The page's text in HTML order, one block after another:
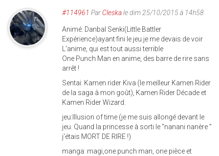
#114961 Par Cleskale dim 25/10/2015 à 14h58
Animé: Danbal Senki(Little Battler
Expérience)ayant fini le jeu je me devais de voir
L'anime, qui est tout aussi terrible
One Punch Man en anime, des barre de rire sans
arrêt !
Sentai: Kamen rider Kiva (le meilleur Kamen Rider
de la saga à mon goût), Kamen Rider Décade et
Kamen Rider Wizard.
jeu:Illusion of time (je me suis allongé devant le
jeu. Quand la princesse à sorti le "nanani nanère "
j'étais MORT DE RIRE !)
manga: magi,one punch man, one pièce et